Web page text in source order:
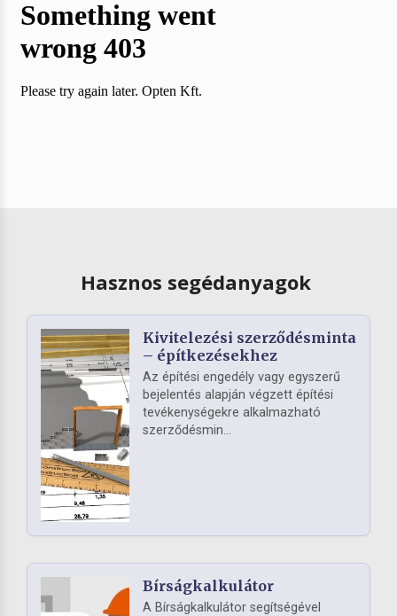
Hasznos segédanyagok
Kivitelezési szerződésminta
– építkezésekhez
Az építési engedély vagy egyszerű
bejelentés alapján végzett építési
tevékenységekre alkalmazható
szerződésmin...
Bírságkalkulátor
A Bírságkalkulátor segítségével